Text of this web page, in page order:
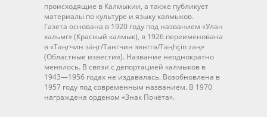
происходящие в Калмыкии, а также публикует
материалы по культуре и языку калмыков.
Газета основана в 1920 году под названием «Улан
хальмг» (Красный калмык), в 1926 переименована
в «Таңгчин зäңг/Тангчин зянггә/Taңhçin zәң»
(Областные известия). Название неоднократно
менялось. В связи с депортацией калмыков в
1943—1956 годах не издавалась. Возобновлена в
1957 году под современным названием. В 1970
награждена орденом «Знак Почёта».